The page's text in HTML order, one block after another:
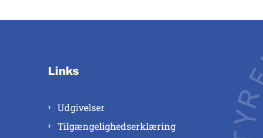
Links
Udgivelser
Tilgængelighedserklæring